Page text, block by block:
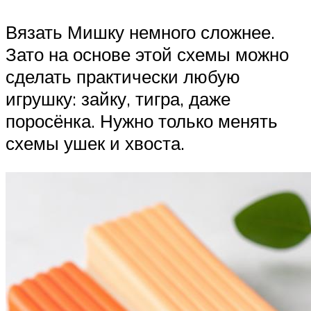
Вязать Мишку немного сложнее.
Зато на основе этой схемы можно
сделать практически любую
игрушку: зайку, тигра, даже
поросёнка. Нужно только менять
схемы ушек и хвоста.